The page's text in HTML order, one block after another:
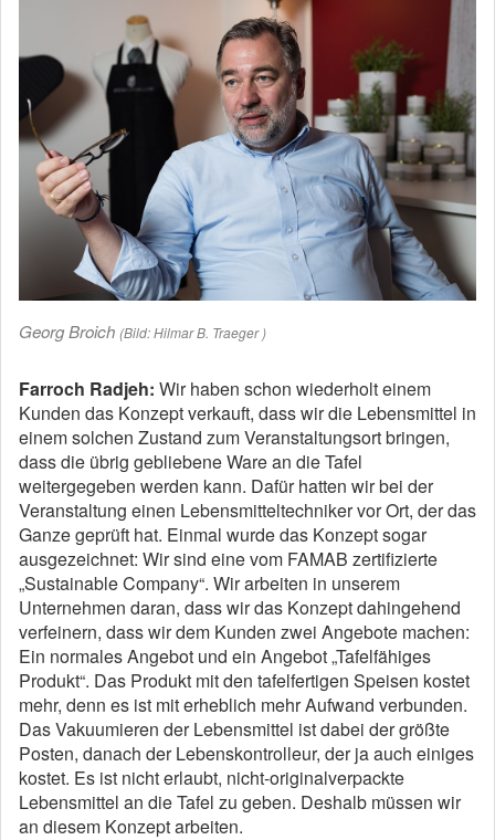
Georg Broich (Bild: Hilmar B. Traeger )
Farroch Radjeh: Wir haben schon wiederholt einem
Kunden das Konzept verkauft, dass wir die Lebensmittel in
einem solchen Zustand zum Veranstaltungsort bringen,
dass die übrig gebliebene Ware an die Tafel
weitergegeben werden kann. Dafür hatten wir bei der
Veranstaltung einen Lebensmitteltechniker vor Ort, der das
Ganze geprüft hat. Einmal wurde das Konzept sogar
ausgezeichnet: Wir sind eine vom FAMAB zertifizierte
„Sustainable Company“. Wir arbeiten in unserem
Unternehmen daran, dass wir das Konzept dahingehend
verfeinern, dass wir dem Kunden zwei Angebote machen:
Ein normales Angebot und ein Angebot „Tafelfähiges
Produkt“. Das Produkt mit den tafelfertigen Speisen kostet
mehr, denn es ist mit erheblich mehr Aufwand verbunden.
Das Vakuumieren der Lebensmittel ist dabei der größte
Posten, danach der Lebenskontrolleur, der ja auch einiges
kostet. Es ist nicht erlaubt, nicht-originalverpackte
Lebensmittel an die Tafel zu geben. Deshalb müssen wir
an diesem Konzept arbeiten.